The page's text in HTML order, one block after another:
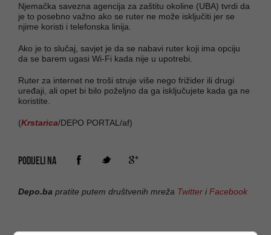
Njemačka savezna agencija za zaštitu okoline (UBA) tvrdi da
je to posebno važno ako se ruter ne može isključiti jer se
njime koristi i telefonska linija.
Ako je to slučaj, savjet je da se nabavi ruter koji ima opciju
da se barem ugasi Wi-Fi kada nije u upotrebi.
Ruter za internet ne troši struje više nego frižider ili drugi
uređaji, ali opet bi bilo poželjno da ga isključujete kada ga ne
koristite.
(Krstarica/DEPO PORTAL/af)
PODIJELI NA
Depo.ba pratite putem društvenih mreža Twitter iFacebook